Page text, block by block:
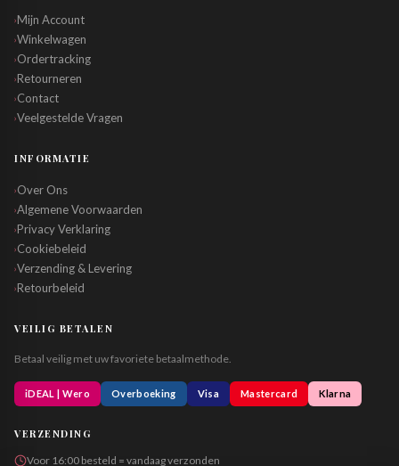
›Mijn Account
›Winkelwagen
›Ordertracking
›Retourneren
›Contact
›Veelgestelde Vragen
INFORMATIE
›Over Ons
›Algemene Voorwaarden
›Privacy Verklaring
›Cookiebeleid
›Verzending & Levering
›Retourbeleid
VEILIG BETALEN
Betaal veilig met uw favoriete betaalmethode.
iDEAL | Wero Overboeking Visa Mastercard Klarna
VERZENDING
Voor 16:00 besteld = vandaag verzonden